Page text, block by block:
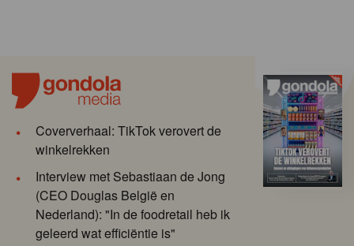
Coververhaal: TikTok verovert de
winkelrekken
Interview met Sebastiaan de Jong
(CEO Douglas België en
Nederland): "In de foodretail heb ik
geleerd wat efficiëntie is"